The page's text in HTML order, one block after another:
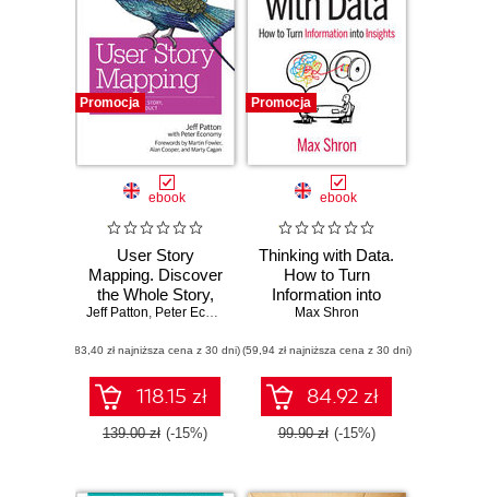
Promocja
ebook
User Story
Mapping. Discover
the Whole Story,
Build the Right
Jeff Patton, Peter Economy
(83,40 zł najniższa cena z 30 dni)
118.15 zł
139.00 zł (-15%)
Promocja
ebook
Thinking with Data.
How to Turn
Information into
Insights
Max Shron
(59,94 zł najniższa cena z 30 dni)
84.92 zł
99.90 zł (-15%)